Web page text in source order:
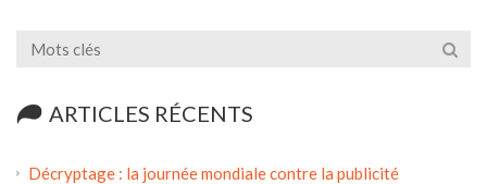
ARTICLES RÉCENTS
Décryptage : la journée mondiale contre la publicité